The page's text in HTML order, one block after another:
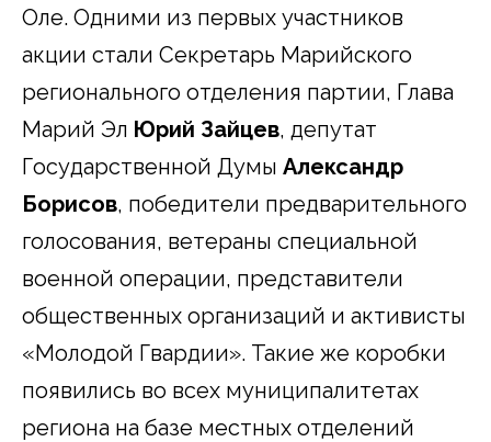
Оле. Одними из первых участников
акции стали Секретарь Марийского
регионального отделения партии, Глава
Марий Эл Юрий Зайцев, депутат
Государственной Думы Александр
Борисов, победители предварительного
голосования, ветераны специальной
военной операции, представители
общественных организаций и активисты
«Молодой Гвардии». Такие же коробки
появились во всех муниципалитетах
региона на базе местных отделений